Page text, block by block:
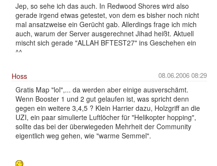
Jep, so sehe ich das auch. In Redwood Shores wird also
gerade irgend etwas getestet, von dem es bisher noch nicht
mal ansatzweise ein Gerücht gab. Allerdings frage ich mich
auch, warum der Server ausgerechnet Jihad heißt. Aktuell
mischt sich gerade "ALLAH BFTEST27" ins Geschehen ein
^^
08.06.2006 08:29
Hoss
Gratis Map "lol",... da werden aber einige ausverschämt.
Wenn Booster 1 und 2 gut gelaufen ist, was spricht denn
gegen ein weitere 3,4,5 ? Klein Harrier dazu, Holzgriff an die
UZI, ein paar simulierte Luftlöcher für "Helikopter hopping",
sollte das bei der überwiegeden Mehrheit der Community
eigentlich weg gehen, wie "warme Semmel".